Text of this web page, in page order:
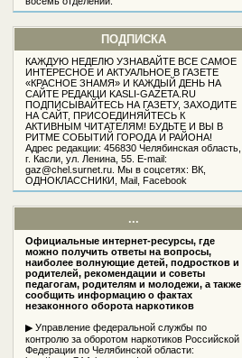
ПОДПИСКА
КАЖДУЮ НЕДЕЛЮ УЗНАВАЙТЕ ВСЕ САМОЕ
ИНТЕРЕСНОЕ И АКТУАЛЬНОЕ В ГАЗЕТЕ
«КРАСНОЕ ЗНАМЯ» И КАЖДЫЙ ДЕНЬ НА
САЙТЕ РЕДАКЦИ KASLI-GAZETA.RU
ПОДПИСЫВАЙТЕСЬ НА ГАЗЕТУ, ЗАХОДИТЕ
НА САЙТ, ПРИСОЕДИНЯЙТЕСЬ К
АКТИВНЫМ ЧИТАТЕЛЯМ! БУДЬТЕ И ВЫ В
РИТМЕ СОБЫТИЙ ГОРОДА И РАЙОНА!
Адрес редакции: 456830 Челябинская область,
г. Касли, ул. Ленина, 55. Е-mail:
gaz@chel.surnet.ru. Мы в соцсетях: ВК,
ОДНОКЛАССНИКИ, Mail, Facebook
...
Официальные интернет-ресурсы, где
можно получить ответы на вопросы,
наиболее волнующие детей, подростков и
родителей, рекомендации и советы
педагогам, родителям и молодежи, а также
сообщить информацию о фактах
незаконного оборота наркотиков
▶ Управление федеральной службы по
контролю за оборотом наркотиков Российской
Федерации по Челябинской области: